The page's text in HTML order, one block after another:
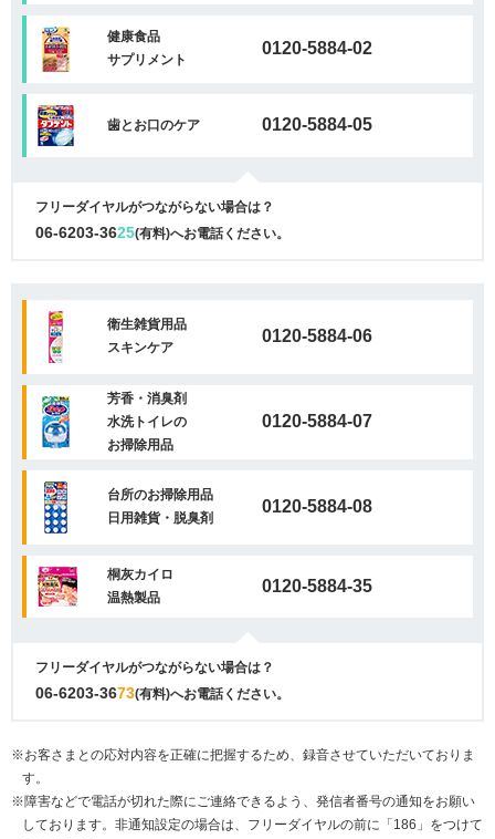
健康食品
サプリメント
0120-5884-02
歯とお口のケア 0120-5884-05
フリーダイヤルがつながらない場合は？
06-6203-3625(有料)へお電話ください。
衛生雑貨用品
スキンケア
0120-5884-06
芳香・消臭剤
水洗トイレの
お掃除用品
0120-5884-07
台所のお掃除用品
日用雑貨・脱臭剤
0120-5884-08
桐灰カイロ
温熱製品
0120-5884-35
フリーダイヤルがつながらない場合は？
06-6203-3673(有料)へお電話ください。
※お客さまとの応対内容を正確に把握するため、録音させていただいておりま
す。
※障害などで電話が切れた際にご連絡できるよう、発信者番号の通知をお願い
しております。非通知設定の場合は、フリーダイヤルの前に「186」をつけて